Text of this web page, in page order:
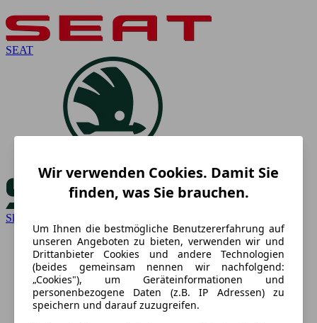
SEAT
Skoda
Wir verwenden Cookies. Damit Sie
finden, was Sie brauchen.
Um Ihnen die bestmögliche Benutzererfahrung auf
unseren Angeboten zu bieten, verwenden wir und
Drittanbieter Cookies und andere Technologien
(beides gemeinsam nennen wir nachfolgend:
„Cookies"), um Geräteinformationen und
personenbezogene Daten (z.B. IP Adressen) zu
speichern und darauf zuzugreifen.